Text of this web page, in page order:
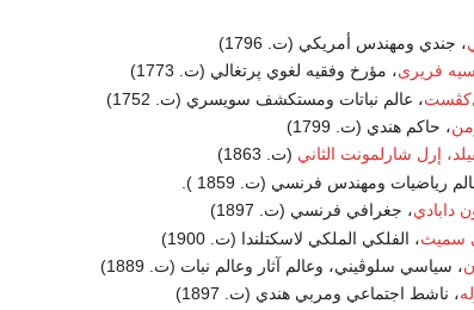
، جندي ومهندس أمريكي (ت. 1796)
فريرى، مؤرخ وفقيه لغوي پرتغالي (ت. 1773)
، عالم نباتات ومستكشف سويسري (ت. 1752)
، حاكم هندي (ت. 1799)
إرل شارلمونت الثاني (ت. 1863)
رياضيات ومهندس فرنسي (ت. 1859 ).
دابادي، جغرافي فرنسي (ت. 1897)
سميث، الفلكي الملكي لاسكتلندا (ت. 1900)
، سياسي سلوڤيني، وعالم آثار وعالم نبات (ت. 1889)
، ناشط اجتماعي ومربي هندي (ت. 1897)